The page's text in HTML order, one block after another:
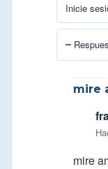
Inicie
En
mire
mire